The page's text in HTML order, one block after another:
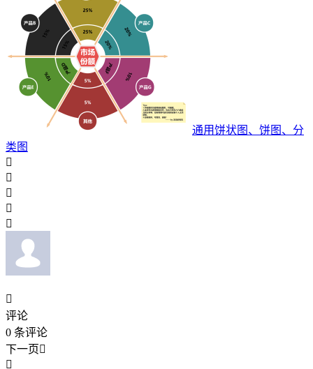
通用饼状图、饼图、分
类图






评论
0 条评论
下一页
